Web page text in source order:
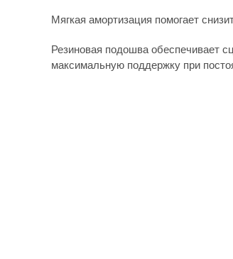
Мягкая амортизация помогает
Резиновая подошва обеспечивает
максимальную поддержку при